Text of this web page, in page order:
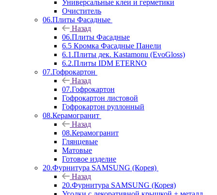
Универсальные клеи и герметики
Очиститель
06.Плиты Фасадные
Назад
06.Плиты Фасадные
6.5 Кромка Фасадные Панели
6.1.Плиты дек. Kastamonu (EvoGloss)
6.2.Плиты IDM ETERNO
07.Гофрокартон
Назад
07.Гофрокартон
Гофрокартон листовой
Гофрокартон руллонный
08.Керамогранит
Назад
08.Керамогранит
Глянцевые
Матовые
Готовое изделие
20.Фурнитура SAMSUNG (Корея)
Назад
20.Фурнитура SAMSUNG (Корея)